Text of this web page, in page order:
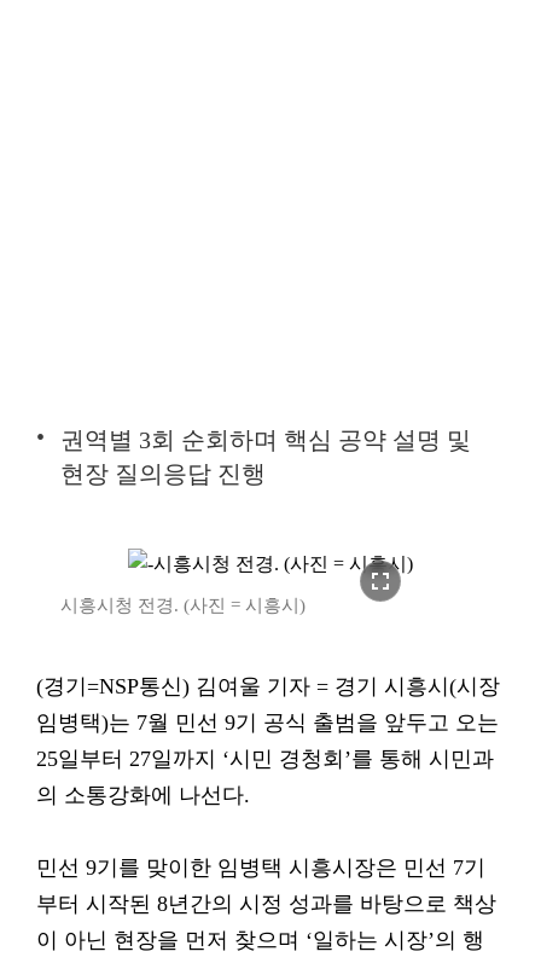
권역별 3회 순회하며 핵심 공약 설명 및
현장 질의응답 진행
fullscreen
시흥시청 전경. (사진 = 시흥시)
(경기=NSP통신) 김여울 기자 = 경기 시흥시(시장
임병택)는 7월 민선 9기 공식 출범을 앞두고 오는
25일부터 27일까지 ‘시민 경청회’를 통해 시민과
의 소통강화에 나선다.
민선 9기를 맞이한 임병택 시흥시장은 민선 7기
부터 시작된 8년간의 시정 성과를 바탕으로 책상
이 아닌 현장을 먼저 찾으며 ‘일하는 시장’의 행